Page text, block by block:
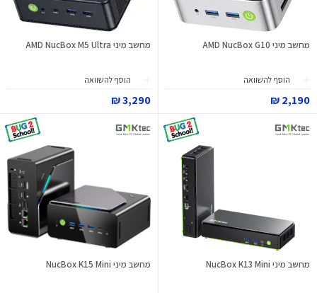
מחשב מיני AMD NucBox G10
הוסף להשוואה
2,190 ₪
מחשב מיני AMD NucBox M5 Ultra
הוסף להשוואה
3,290 ₪
מחשב מיני NucBox K13 Mini מחשב מיני NucBox K15 Mini